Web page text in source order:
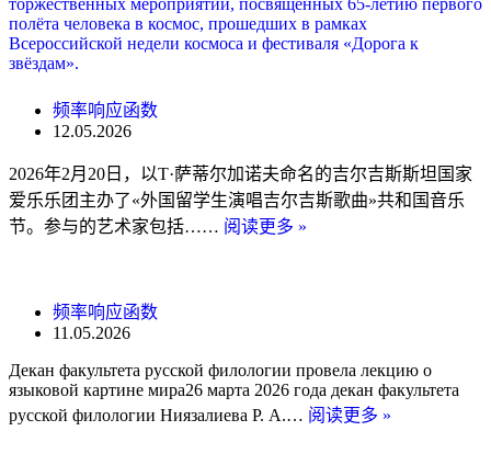
频率响应函数
12.05.2026
2026年2月20日，以T·萨蒂尔加诺夫命名的吉尔吉斯斯坦国家
爱乐乐团主办了«外国留学生演唱吉尔吉斯歌曲»共和国音乐
节。参与的艺术家包括…… 阅读更多 »
频率响应函数
11.05.2026
Декан факультета русской филологии провела лекцию о
языковой картине мира26 марта 2026 года декан факультета
русской филологии Ниязалиева Р. А.… 阅读更多 »